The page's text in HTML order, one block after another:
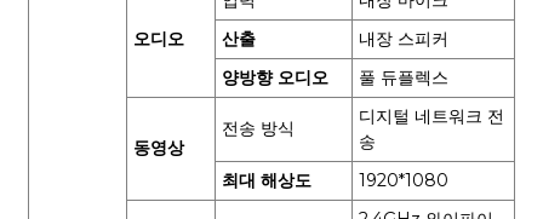
오디오
산출
내장 스피커
양방향 오디오
풀 듀플렉스
동영상
전송 방식
디지털 네트워크 전
송
최대 해상도
1920*1080